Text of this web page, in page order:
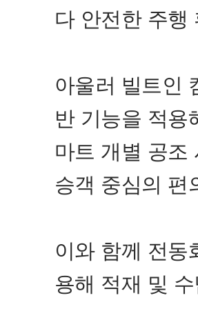
다 안전한 주행
아울러 빌트인
반 기능을 적
마트 개별 공조
승객 중심의 편
이와 함께 전동
용해 적재 및